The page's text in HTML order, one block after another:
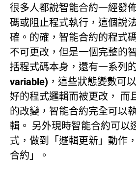
很多人都說智能合約一經發
碼或阻止程式執行，這個說
確。的確，智能合約的程式
不可更改，但是一個完整的
括程式碼本身，還有一系列
variable)，這些狀態變數可
好的程式邏輯而被更改， 而
的改變，智能合約完全可以
輯。 另外現時智能合約可以
式，做到「邏輯更新」動作
合約」。